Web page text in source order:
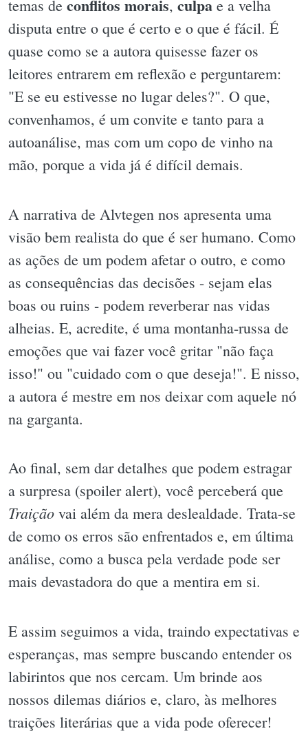
temas de conflitos morais, culpa e a velha
disputa entre o que é certo e o que é fácil. É
quase como se a autora quisesse fazer os
leitores entrarem em reflexão e perguntarem:
"E se eu estivesse no lugar deles?". O que,
convenhamos, é um convite e tanto para a
autoanálise, mas com um copo de vinho na
mão, porque a vida já é difícil demais.
A narrativa de Alvtegen nos apresenta uma
visão bem realista do que é ser humano. Como
as ações de um podem afetar o outro, e como
as consequências das decisões - sejam elas
boas ou ruins - podem reverberar nas vidas
alheias. E, acredite, é uma montanha-russa de
emoções que vai fazer você gritar "não faça
isso!" ou "cuidado com o que deseja!". E nisso,
a autora é mestre em nos deixar com aquele nó
na garganta.
Ao final, sem dar detalhes que podem estragar
a surpresa (spoiler alert), você perceberá que
Traição vai além da mera deslealdade. Trata-se
de como os erros são enfrentados e, em última
análise, como a busca pela verdade pode ser
mais devastadora do que a mentira em si.
E assim seguimos a vida, traindo expectativas e
esperanças, mas sempre buscando entender os
labirintos que nos cercam. Um brinde aos
nossos dilemas diários e, claro, às melhores
traições literárias que a vida pode oferecer!